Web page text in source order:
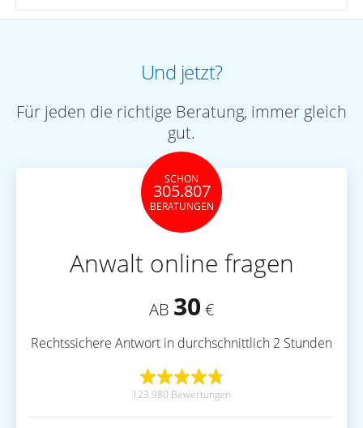
Und jetzt?
Für jeden die richtige Beratung, immer gleich
gut.
SCHON
305.807
BERATUNGEN
Anwalt online fragen
AB 30 €
Rechtssichere Antwort in durchschnittlich 2 Stunden
123.980 Bewertungen